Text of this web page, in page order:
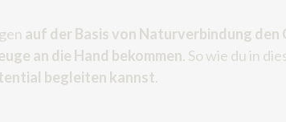
auf der Basis von Naturverbindung
an die Hand bekommen. So wie du in
begleiten kannst.